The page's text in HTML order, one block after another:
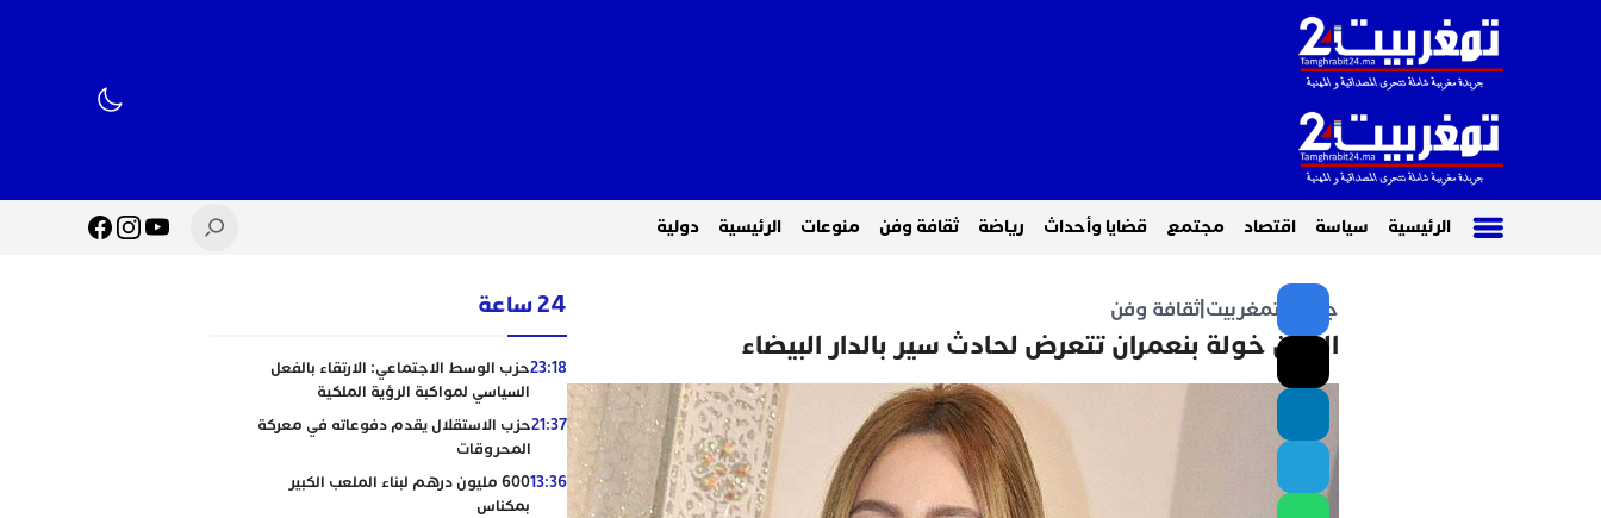
الرئيسية سياسة اقتصاد مجتمع قضايا وأحداث رياضة ثقافة وفن منوعات الرئيسية دولية
جريدة تمغربيت |ثقافة وفن
الفنان خولة بنعمران تتعرض لحادث سير بالدار البيضاء
24 ساعة
23:18حزب الوسط الاجتماعي: الارتقاء بالفعل
السياسي لمواكبة الرؤية الملكية
21:37حزب الاستقلال يقدم دفوعاته في معركة
المحروقات
13:36
600 مليون درهم لبناء الملعب الكبير
بمكناس